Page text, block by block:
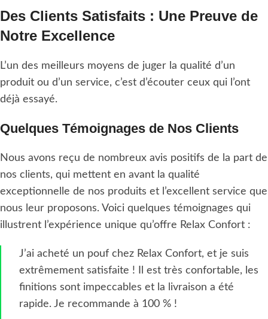
Des Clients Satisfaits : Une Preuve de
Notre Excellence
L’un des meilleurs moyens de juger la qualité d’un
produit ou d’un service, c’est d’écouter ceux qui l’ont
déjà essayé.
Quelques Témoignages de Nos Clients
Nous avons reçu de nombreux avis positifs de la part de
nos clients, qui mettent en avant la qualité
exceptionnelle de nos produits et l’excellent service que
nous leur proposons. Voici quelques témoignages qui
illustrent l’expérience unique qu’offre Relax Confort :
J’ai acheté un pouf chez Relax Confort, et je suis
extrêmement satisfaite ! Il est très confortable, les
finitions sont impeccables et la livraison a été
rapide. Je recommande à 100 % !